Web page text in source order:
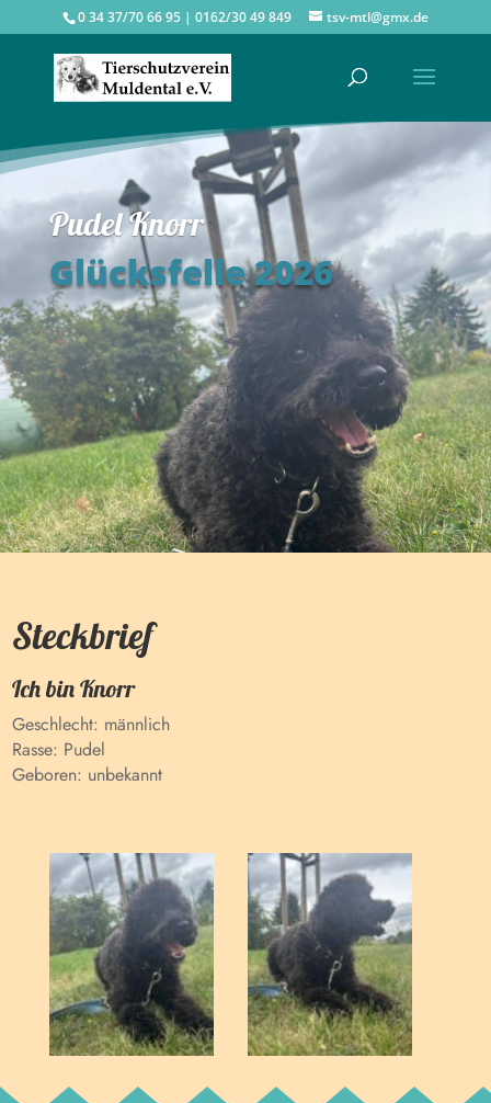
0 34 37/70 66 95 | 0162/30 49 849 tsv-mtl@gmx.de
Pudel Knorr
Glücksfelle 2026
Steckbrief
Ich binKnorr
Geschlecht: männlich
Rasse: Pudel
Geboren: unbekannt